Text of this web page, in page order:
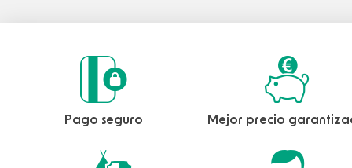
Pago seguro Mejor precio